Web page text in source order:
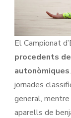
El Campionat
procedents
autonòmiques
jornades
general,
aparells de